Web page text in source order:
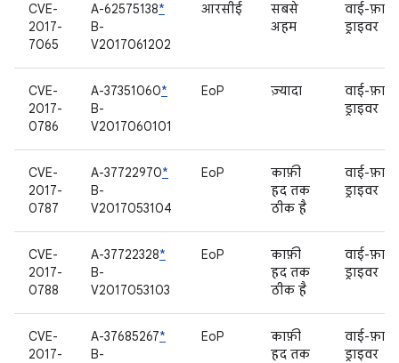
CVE-
2017-
7065
A-62575138*
B-
V2017061202
आरसीई
सबसे
अहम
वाई-फ़ाई
ड्राइवर
CVE-
2017-
0786
A-37351060*
B-
V2017060101
EoP ज़्यादा
वाई-फ़ाई
ड्राइवर
CVE-
2017-
0787
A-37722970*
B-
V2017053104
EoP
काफ़ी
हद तक
ठीक है
वाई-फ़ाई
ड्राइवर
CVE-
2017-
0788
A-37722328*
B-
V2017053103
EoP
काफ़ी
हद तक
ठीक है
वाई-फ़ाई
ड्राइवर
CVE-
2017-
A-37685267*
B-
EoP
काफ़ी
हद तक
वाई-फ़ाई
ड्राइवर